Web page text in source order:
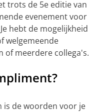
trots de 5e editie van
evenement voor
hebt de mogelijkheid
welgemeende
of meerdere collega's.
is de woorden voor je